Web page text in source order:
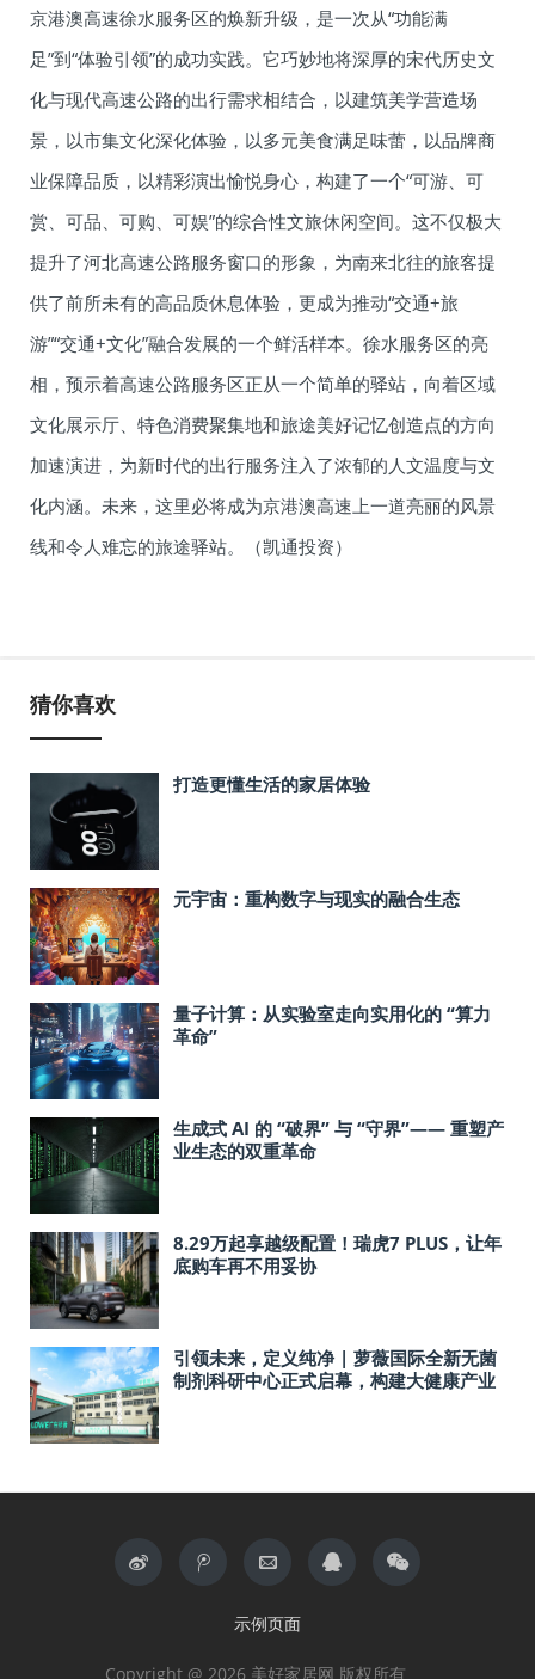
京港澳高速徐水服务区的焕新升级，是一次从“功能满
足”到“体验引领”的成功实践。它巧妙地将深厚的宋代历史文
化与现代高速公路的出行需求相结合，以建筑美学营造场
景，以市集文化深化体验，以多元美食满足味蕾，以品牌商
业保障品质，以精彩演出愉悦身心，构建了一个“可游、可
赏、可品、可购、可娱”的综合性文旅休闲空间。这不仅极大
提升了河北高速公路服务窗口的形象，为南来北往的旅客提
供了前所未有的高品质休息体验，更成为推动“交通+旅
游”“交通+文化”融合发展的一个鲜活样本。徐水服务区的亮
相，预示着高速公路服务区正从一个简单的驿站，向着区域
文化展示厅、特色消费聚集地和旅途美好记忆创造点的方向
加速演进，为新时代的出行服务注入了浓郁的人文温度与文
化内涵。未来，这里必将成为京港澳高速上一道亮丽的风景
线和令人难忘的旅途驿站。（凯通投资）
猜你喜欢
打造更懂生活的家居体验
元宇宙：重构数字与现实的融合生态
量子计算：从实验室走向实用化的 “算力
革命”
生成式 AI 的 “破界” 与 “守界”—— 重塑产
业生态的双重革命
8.29万起享越级配置！瑞虎7 PLUS，让年
底购车再不用妥协
引领未来，定义纯净 | 萝薇国际全新无菌
制剂科研中心正式启幕，构建大健康产业
示例页面
Copyright @ 2026 美好家居网 版权所有